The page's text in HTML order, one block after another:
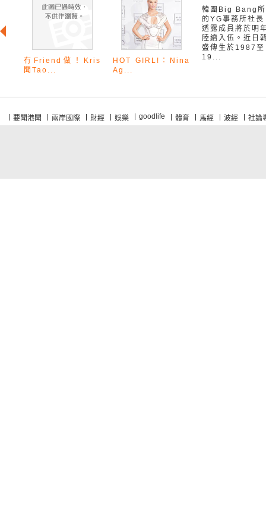
冇Friend做！Kris
聞Tao...
HOT GIRL!：Nina
Ag...
韓團Big Bang
的YG事務所社長
透露成員將於明
陸續入伍。近日
盛傳生於1987至
19...
要聞港聞 兩岸國際 財經 娛樂 goodlife 體育 馬經 波經 社論